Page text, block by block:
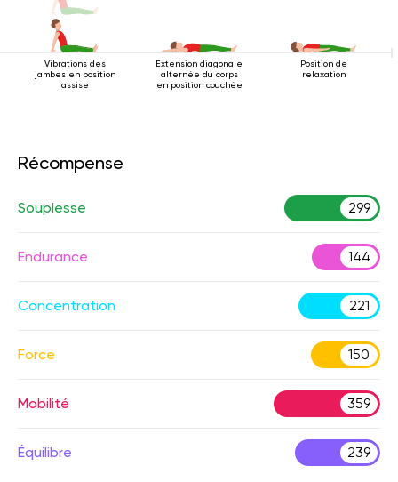
Vibrations des
jambes en position
assise
Extension diagonale
alternée du corps
en position couchée
Position de
relaxation
Récompense
Souplesse 299
Endurance 144
Concentration 221
Force 150
Mobilité 359
Équilibre 239